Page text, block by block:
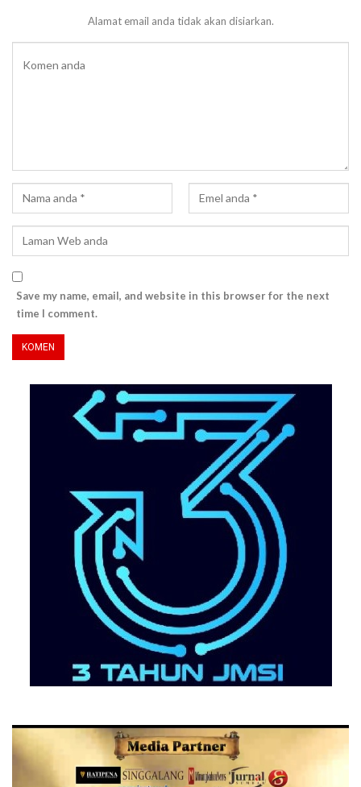
Alamat email anda tidak akan disiarkan.
Save my name, email, and website in this browser for the next
time I comment.